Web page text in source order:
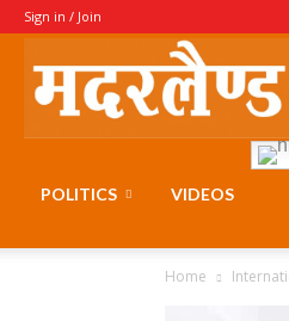
Sign in / Join
POLITICS VIDEOS
Home